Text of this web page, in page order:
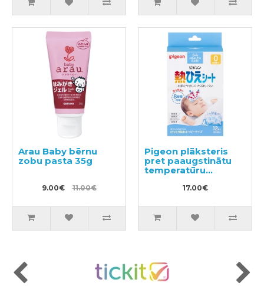
Arau Baby bērnu
zobu pasta 35g
9.00€ 11.00€
Pigeon plāksteris
pret paaugstinātu
temperatūru
bērniem 12gab
17.00€